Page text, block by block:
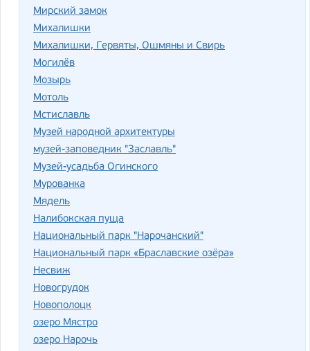
Мирский замок
Михалишки
Михалишки, Гервяты, Ошмяны и Свирь
Могилёв
Мозырь
Мотоль
Мстиславль
Музей на­род­ной ар­хи­тек­ту­ры
музей-заповедник "Заславль"
Музей-усадьба Огинского
Мурованка
Мядель
Налибокская пуща
Национальный парк "Нарочанский"
Национальный парк «Браславские озёра»
Несвиж
Новогрудок
Новополоцк
озеро Мястро
озеро Нарочь